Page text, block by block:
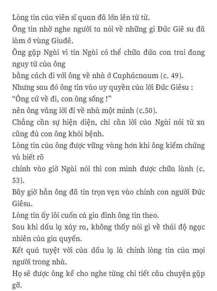
Lòng tin của viên sĩ quan đã lớn lên từ từ.
Ông tin nhờ nghe người ta nói về những gì Đức Giê su đã
làm ở vùng Giuđê.
Ông gặp Ngài vì tin Ngài có thể chữa đứa con trai đang
nguy tử của ông
bằng cách đi với ông về nhà ở Caphácnaum (c. 49).
Nhưng sau đó ông tin vào uy quyền của lời Đức Giêsu :
“Ông cứ về đi, con ông sống !”
nên ông vâng lời đi về nhà một mình (c.50).
Chẳng cần sự hiện diện, chỉ cần lời của Ngài nói từ xa
cũng đủ con ông khỏi bệnh.
Lòng tin của ông được vững vàng hơn khi ông kiểm chứng
và biết rõ
chính vào giờ Ngài nói thì con mình được chữa lành (c.
53).
Bây giờ hẳn ông đã tin trọn vẹn vào chính con người Đức
Giêsu.
Lòng tin ấy lôi cuốn cả gia đình ông tin theo.
Sau khi dấu lạ xảy ra, không thấy nói gì về thái độ ngạc
nhiên của gia quyến.
Kết quả tuyệt vời của dấu lạ là chính lòng tin của mọi
người trong nhà.
Họ sẽ được ông kể cho nghe từng chi tiết câu chuyện gặp
gỡ.